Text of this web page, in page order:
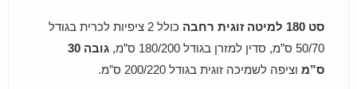
סט 180 למיטה זוגית רחבה
כולל 2 ציפיות לכרית בגודל
50/70 ס”מ, סדין למזרן בגודל 180/200 ס”מ,
גובה 30
ס”מ וציפה לשמיכה זוגית בגודל 200/220 ס”מ.